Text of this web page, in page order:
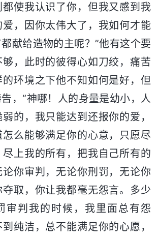
使我认识了你，但我又感到我
，因你太伟大了，我如何才能
献给造物的主呢？”他有这个要
，此时的彼得心如刀绞，痛苦
环境之下他不知如何是好，但
，“神哪！人的身量是幼小，人
的，我只能达到还报你的爱，
么能够满足你的心意，只愿尽
尽上我的所有，把我自己所有的
你审判，无论你刑罚，无论你
取，你让我都毫无怨言。多少
审判我的时候，我里面总有怨
纯洁，总不能满足你的心愿，